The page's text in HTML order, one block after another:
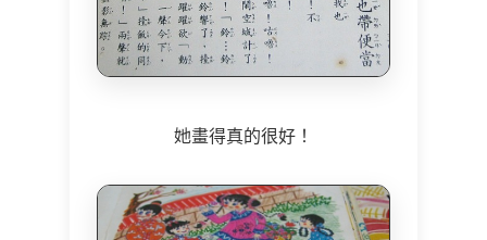
她畫得真的很好！